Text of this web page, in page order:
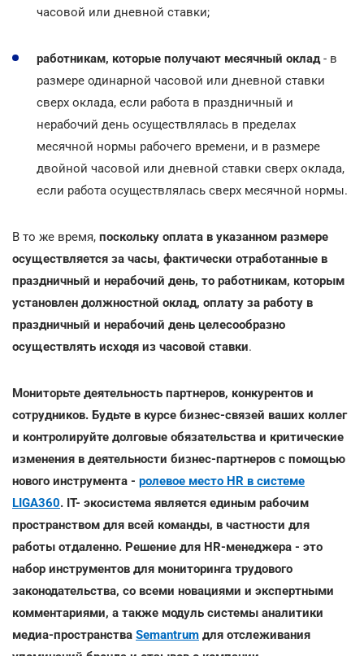
часовой или дневной ставки;
работникам, которые получают месячный оклад- в
размере одинарной часовой или дневной ставки
сверх оклада, если работа в праздничный и
нерабочий день осуществлялась в пределах
месячной нормы рабочего времени, и в размере
двойной часовой или дневной ставки сверх оклада,
если работа осуществлялась сверх месячной нормы.
В то же время, поскольку оплата в указанном размере
осуществляется за часы, фактически отработанные в
праздничный и нерабочий день, то работникам, которым
установлен должностной оклад, оплату за работу в
праздничный и нерабочий день целесообразно
осуществлять исходя из часовой ставки.
Мониторьте деятельность партнеров, конкурентов и
сотрудников. Будьте в курсе бизнес-связей ваших коллег
и контролируйте долговые обязательства и критические
изменения в деятельности бизнес-партнеров с помощью
нового инструмента - ролевое место HR в системе
LIGA360. IT- экосистема является единым рабочим
пространством для всей команды, в частности для
работы отдаленно. Решение для HR-менеджера - это
набор инструментов для мониторинга трудового
законодательства, со всеми новациями и экспертными
комментариями, а также модуль системы аналитики
медиа-пространства Semantrum для отслеживания